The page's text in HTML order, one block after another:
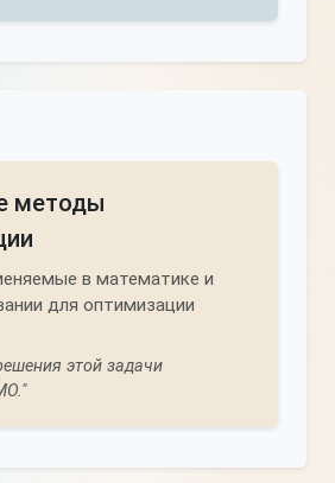
методы
в математике и
для оптимизации
этой задачи